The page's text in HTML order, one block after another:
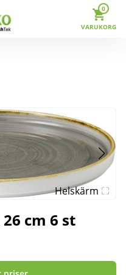
0
VARUKORG
Helskärm
cm 6 st